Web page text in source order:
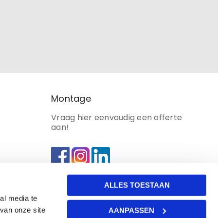
media te
onze site
ALLES TOESTAAN
AANPASSEN
Montage
Vraag hier eenvoudig een offerte
aan!